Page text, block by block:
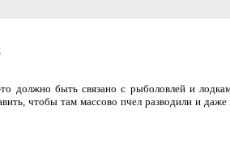
должно быть связано с рыболовлей и
чтобы там массово пчел разводили и даже